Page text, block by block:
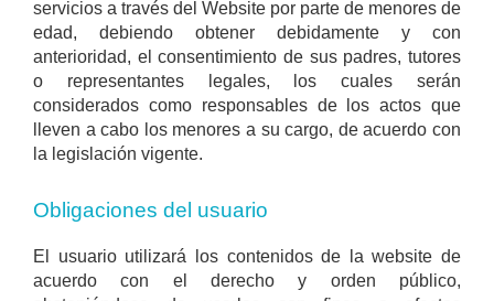
servicios a través del Website por parte de menores de
edad, debiendo obtener debidamente y con
anterioridad, el consentimiento de sus padres, tutores
o representantes legales, los cuales serán
considerados como responsables de los actos que
lleven a cabo los menores a su cargo, de acuerdo con
la legislación vigente.
Obligaciones del usuario
El usuario utilizará los contenidos de la website de
acuerdo con el derecho y orden público,